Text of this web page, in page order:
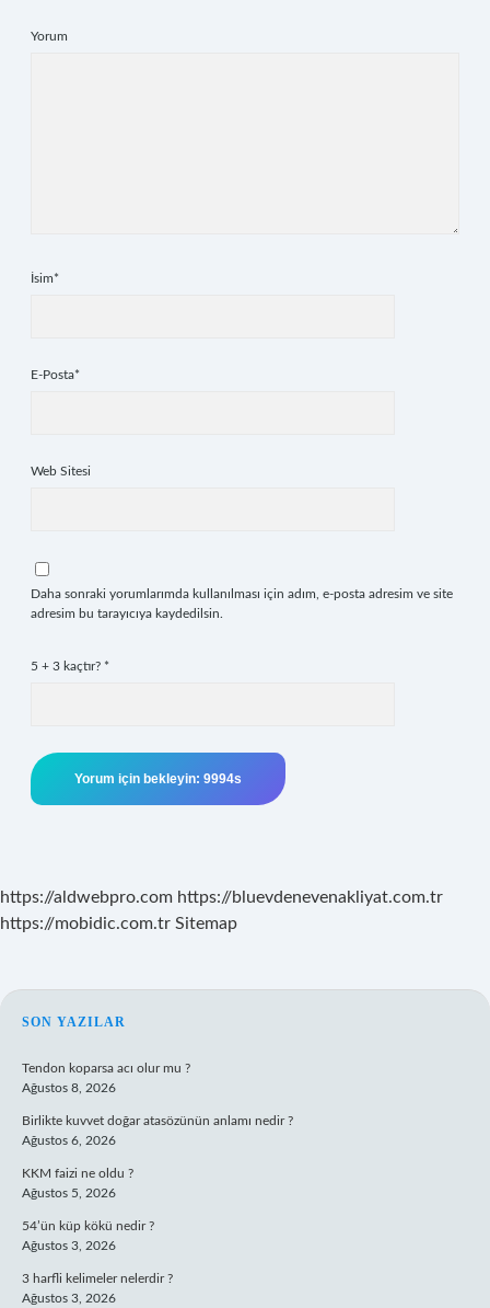
Yorum
İsim*
E-Posta*
Web Sitesi
Daha sonraki yorumlarımda kullanılması için adım, e-posta adresim ve site
adresim bu tarayıcıya kaydedilsin.
5 + 3 kaçtır? *
https://aldwebpro.com https://bluevdenevenakliyat.com.tr
https://mobidic.com.tr Sitemap
SIDEBAR
SON YAZILAR
Tendon koparsa acı olur mu ?
Ağustos 8, 2026
Birlikte kuvvet doğar atasözünün anlamı nedir ?
Ağustos 6, 2026
KKM faizi ne oldu ?
Ağustos 5, 2026
54’ün küp kökü nedir ?
Ağustos 3, 2026
3 harfli kelimeler nelerdir ?
Ağustos 3, 2026